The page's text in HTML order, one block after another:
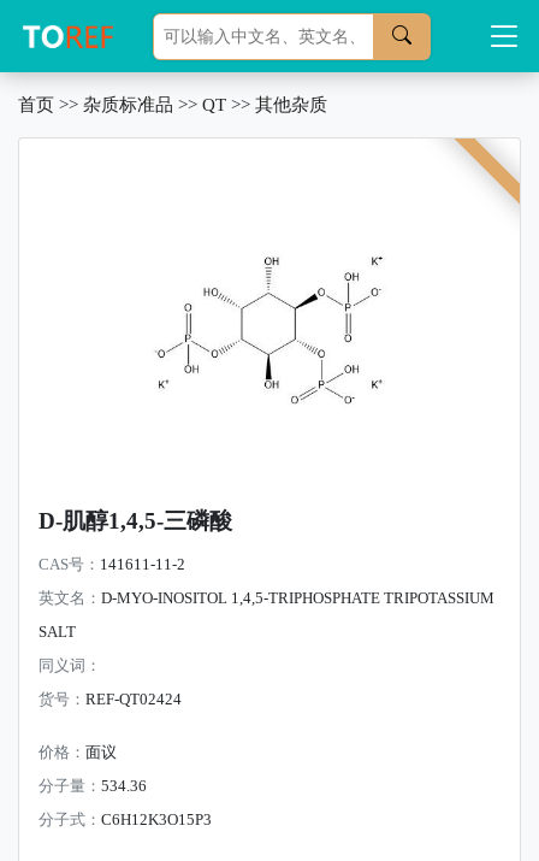
首页 >> 杂质标准品 >> QT >> 其他杂质
D-肌醇1,4,5-三磷酸
CAS号： 141611-11-2
英文名： D-MYO-INOSITOL 1,4,5-TRIPHOSPHATE TRIPOTASSIUM
SALT
同义词：
货号： REF-QT02424
价格： 面议
分子量： 534.36
分子式： C6H12K3O15P3